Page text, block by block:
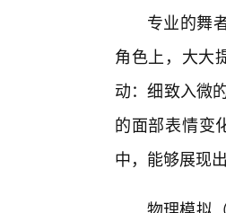
专业的舞
角色上，大大
动：细致入微
的面部表情变
中，能够展现